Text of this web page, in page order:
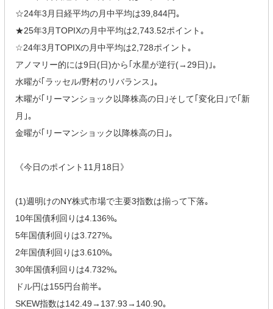
☆24年3月日経平均の月中平均は39,844円｡
★25年3月TOPIXの月中平均は2,743.52ポイント｡
☆24年3月TOPIXの月中平均は2,728ポイント｡
アノマリー的には9日(日)から｢水星が逆行(→29日)｣｡
水曜が｢ラッセル/野村のリバランス｣｡
木曜が｢リーマンショック以降株高の日｣そして｢変化日｣で｢新
月｣｡
金曜が｢リーマンショック以降株高の日｣｡
《今日のポイント11月18日》
(1)週明けのNY株式市場で主要3指数は揃って下落｡
10年国債利回りは4.136%｡
5年国債利回りは3.727%｡
2年国債利回りは3.610%｡
30年国債利回りは4.732%｡
ドル円は155円台前半｡
SKEW指数は142.49→137.93→140.90｡